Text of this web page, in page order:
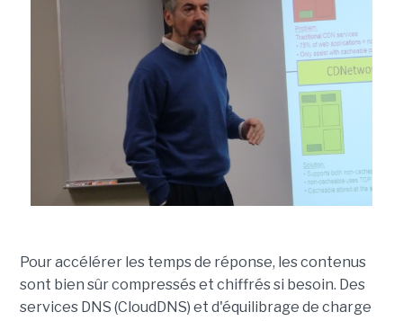
Pour accélérer les temps de réponse, les contenus
sont bien sûr compressés et chiffrés si besoin. Des
services DNS (CloudDNS) et d'équilibrage de charge